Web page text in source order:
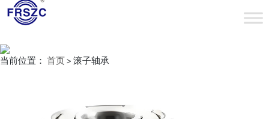
当前位置： 首页> 滚子轴承